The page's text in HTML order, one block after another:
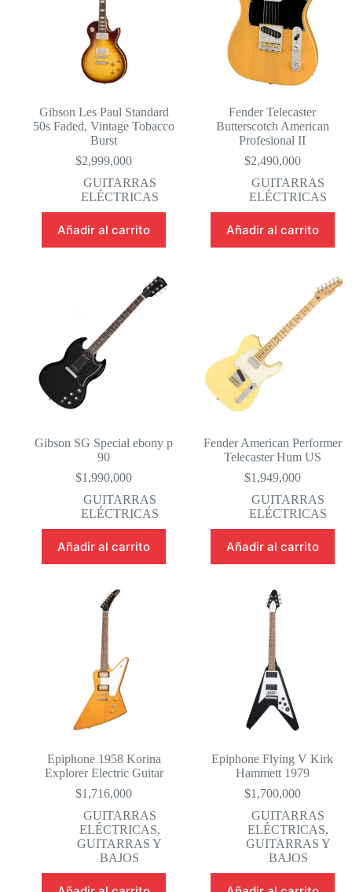
Gibson Les Paul Standard
50s Faded, Vintage Tobacco
Burst
$2,999,000
GUITARRAS
ELÉCTRICAS
Añadir al carrito
Fender Telecaster
Butterscotch American
Profesional II
$2,490,000
GUITARRAS
ELÉCTRICAS
Añadir al carrito
Gibson SG Special ebony p
90
$1,990,000
GUITARRAS
ELÉCTRICAS
Añadir al carrito
Fender American Performer
Telecaster Hum US
$1,949,000
GUITARRAS
ELÉCTRICAS
Añadir al carrito
Epiphone 1958 Korina
Explorer Electric Guitar
$1,716,000
GUITARRAS
ELÉCTRICAS,
GUITARRAS Y
BAJOS
Epiphone Flying V Kirk
Hammett 1979
$1,700,000
GUITARRAS
ELÉCTRICAS,
GUITARRAS Y
BAJOS